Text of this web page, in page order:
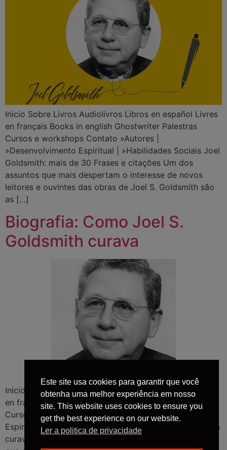
Inicio Sobre Livros Audiolivros Libros en español Livres
en français Books in english Ghostwriter Palestras
Cursos e workshops Contato »Autores |
»Desenvolvimento Espiritual | »Habilidades Sociais Joel
Goldsmith: mais de 30 Frases e citações Um dos
assuntos que mais despertam o interesse de novos
leitores e ouvintes das obras de Joel S. Goldsmith são
as […]
Biografia: Como Joel S.
Goldsmith curava
Inicio Sobre Livros Audiolivros Libros en español Livres
en français Books in english Ghostwriter Palestras
Cursos e workshops Contato » PNL | Desenvolvimento
Espiritual | » Autores Biografia: Como Joel S. Goldsmith
curava Por Davi Arbelo “Assim será a minha palavra,
Este site usa cookies para garantir que você
obtenha uma melhor experiência em nosso
site. This website uses cookies to ensure you
get the best experience on our website.
Ler a politica de privacidade